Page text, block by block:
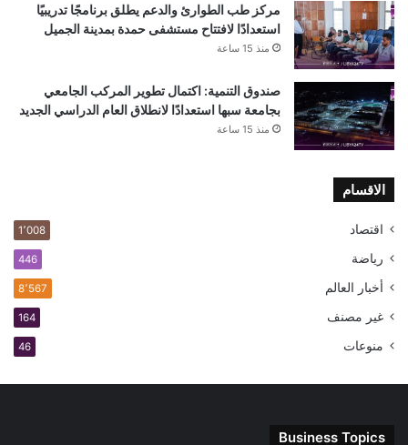
مركز طب الطوارئ والدعم يطلق برنامجًا تدريبيًا
استعدادًا لافتتاح مستشفى حمدة بمدينة الجميل
منذ 15 ساعة
صندوق التنمية: اكتمال تطوير المركب الجامعي
بجامعة سبها استعدادًا لانطلاق العام الدراسي الجديد
منذ 15 ساعة
الاقسام
اقتصاد 1٬008
رياضة 446
أخبار العالم 8٬567
غير مصنف 164
منوعات 46
Business Topics